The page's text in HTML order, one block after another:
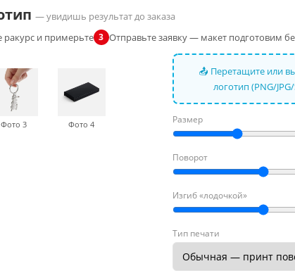
— увидишь результат до заказа
ракурс и примерьте 3 Отправьте заявку — макет подготовим
Фото 3 Фото 4
📤 Перетащите или
логотип (PNG/
Размер
Поворот
Изгиб «лодочкой»
Тип печати